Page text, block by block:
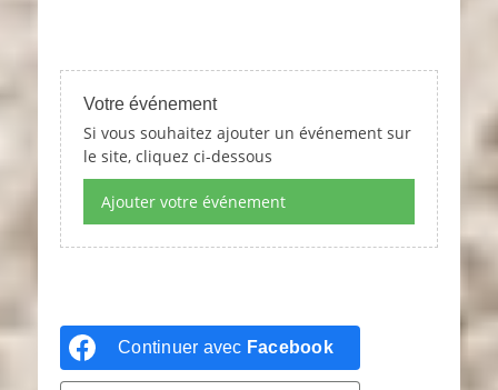
Votre événement
Si vous souhaitez ajouter un événement sur
le site, cliquez ci-dessous
Ajouter votre événement
Continuer avec Facebook